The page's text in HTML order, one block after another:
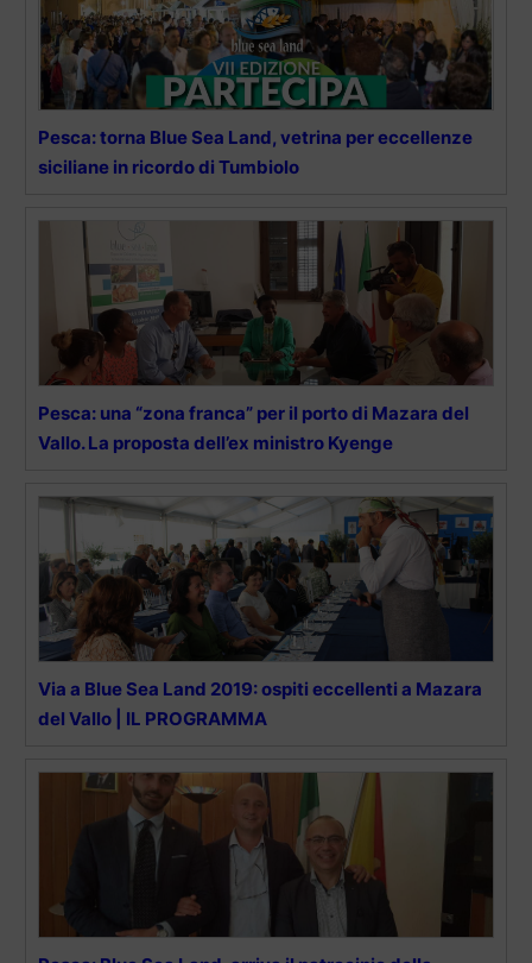
Pesca: torna Blue Sea Land, vetrina per eccellenze
siciliane in ricordo di Tumbiolo
Pesca: una “zona franca” per il porto di Mazara del
Vallo. La proposta dell’ex ministro Kyenge
Via a Blue Sea Land 2019: ospiti eccellenti a Mazara
del Vallo | IL PROGRAMMA